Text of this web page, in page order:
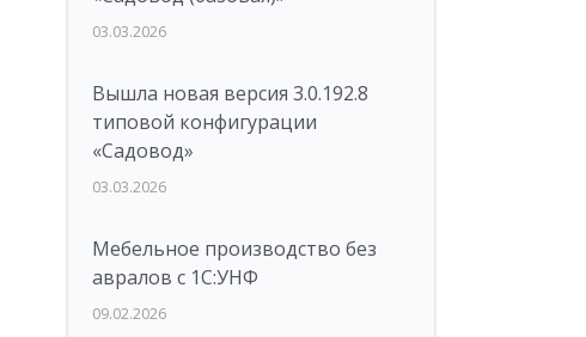
03.03.2026
Вышла новая версия 3.0.192.8
типовой конфигурации
«Садовод»
03.03.2026
Мебельное производство без
авралов с 1С:УНФ
09.02.2026